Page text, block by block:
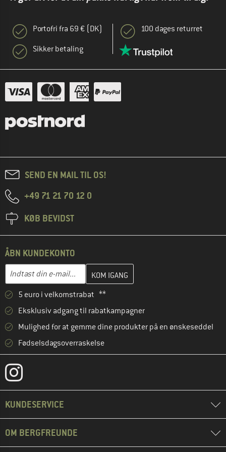
Portofri fra 69 € (DK)
Sikker betaling
100 dages returret
SEND EN MAIL TIL OS!
+49 71 21 70 12 0
KØB BEVIDST
ÅBN KUNDEKONTO
E-mail-adresse
Indtast din e-mailadresse her, og opret i næste trin din
5 euro i velkomstrabat **
Eksklusiv adgang til rabatkampagner
Mulighed for at gemme dine produkter på en ønskeseddel
Fødselsdagsoverraskelse
KUNDESERVICE
OM BERGFREUNDE